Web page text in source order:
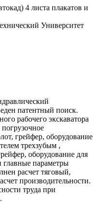
4 листа плакатов и
Университет
патентный поиск.
рабочего экскаватора
грейфер, оборудование
трехзубым ,
оборудование для
параметры
расчет тяговый,
производительности.
труда при